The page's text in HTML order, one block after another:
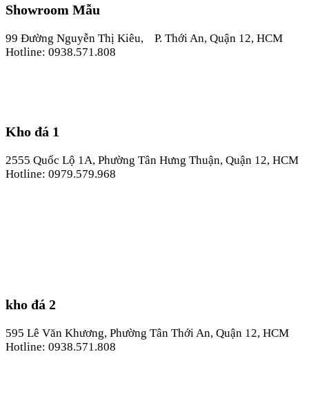
Showroom Mẫu
99 Đường Nguyễn Thị Kiêu, P. Thới An, Quận 12, HCM
Hotline: 0938.571.808
Kho đá 1
2555 Quốc Lộ 1A, Phường Tân Hưng Thuận, Quận 12, HCM
Hotline: 0979.579.968
kho đá 2
595 Lê Văn Khương, Phường Tân Thới An, Quận 12, HCM
Hotline: 0938.571.808